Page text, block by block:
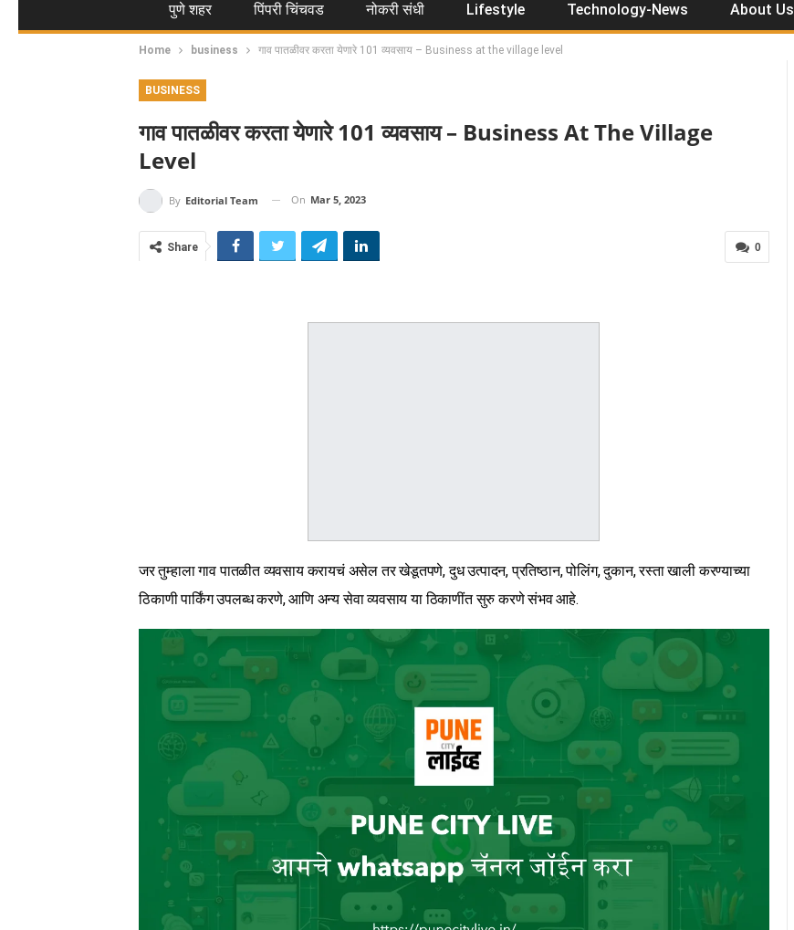
पुणे शहर पिंपरी चिंचवड नोकरी संधी Lifestyle Technology-News About Us
Home business गाव पातळीवर करता येणारे 101 व्यवसाय – Business at the village level
BUSINESS
गाव पातळीवर करता येणारे 101 व्यवसाय – Business At The Village
Level
By Editorial Team On Mar 5, 2023
0
Share
जर तुम्हाला गाव पातळीत व्यवसाय करायचं असेल तर खेडूतपणे, दुध उत्पादन, प्रतिष्ठान, पोलिंग, दुकान, रस्ता खाली करण्याच्या
ठिकाणी पार्किंग उपलब्ध करणे, आणि अन्य सेवा व्यवसाय या ठिकाणींत सुरु करणे संभव आहे.